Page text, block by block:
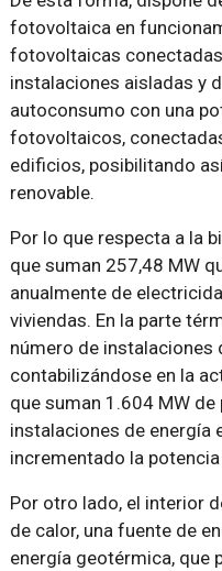
fotovoltaica en
fotovoltaicas conectadas
instalaciones aisladas y
autoconsumo con una
fotovoltaicos,
edificios, posibilitando
renovable.
Por lo que respecta a la
que suman 257,48 MW
anualmente de
viviendas. En la parte
número de instalaciones
contabilizándose en la
que suman 1.604 MW
instalaciones de energía
incrementado la
Por otro lado, el interior
de calor, una fuente de
energía geotérmica, que